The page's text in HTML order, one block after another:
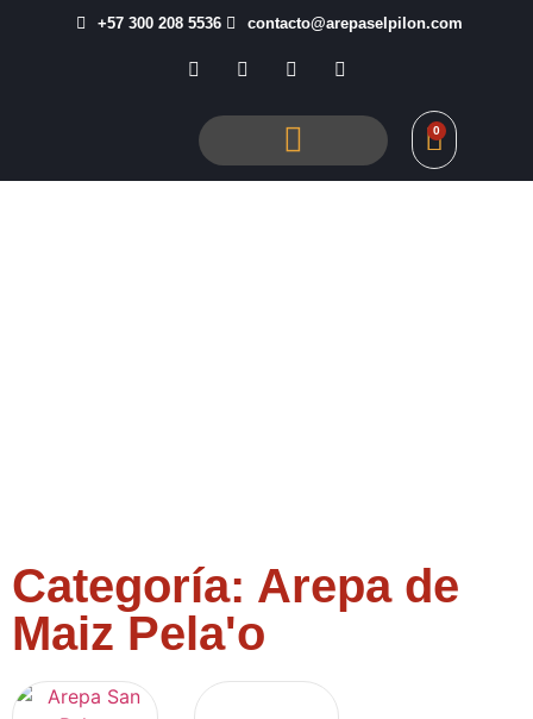
+57 300 208 5536 contacto@arepaselpilon.com
0
Categoría: Arepa de
Maiz Pela'o